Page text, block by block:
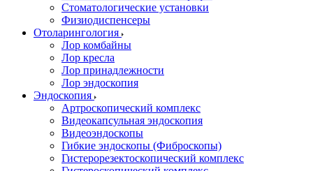
Стоматологические установки
Физиодиспенсеры
Отоларингология
Лор комбайны
Лор кресла
Лор принадлежности
Лор эндоскопия
Эндоскопия
Артроскопический комплекс
Видеокапсульная эндоскопия
Видеоэндоскопы
Гибкие эндоскопы (Фиброcкопы)
Гистерорезектоскопический комплекс